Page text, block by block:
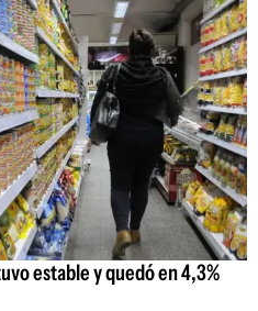
estable y quedó en 4,3%